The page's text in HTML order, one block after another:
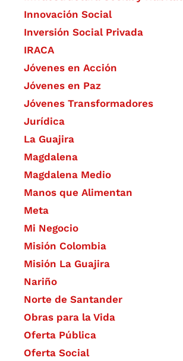
​Innovación Social
Inversión Social Privada
IRACA
Jóvenes en Acción
Jóvenes en Paz
Jóvenes Transformadores
Jurídica
La Guajira
Magdalena
Magdalena Medio
Manos que Alimentan
Meta
Mi Negocio
Misión Colombia
Misión La Guajira
Nariño
Norte de Santander
Obras para la Vida
Oferta Pública
Oferta Social​​